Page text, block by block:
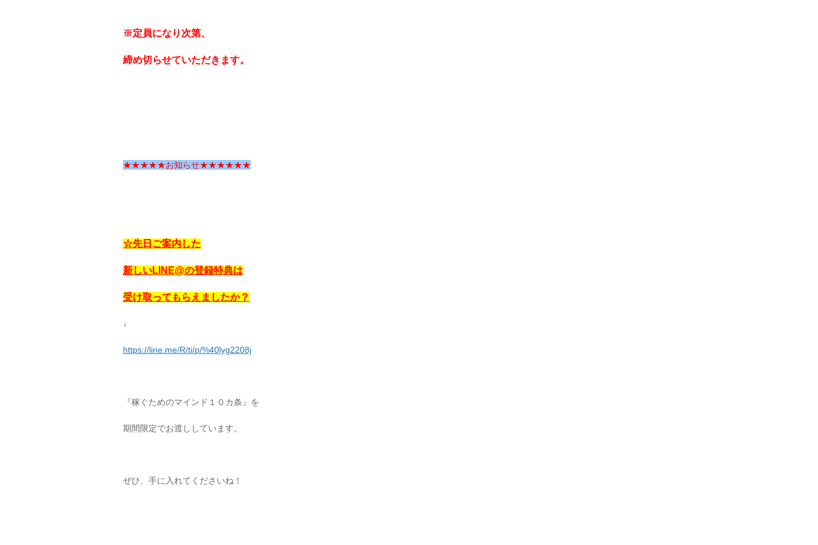
※定員になり次第、
締め切らせていただきます。
★★★★★お知らせ★★★★★★
☆先日ご案内した
新しいLINE@の登録特典は
受け取ってもらえましたか？
↓
https://line.me/R/ti/p/%40lyg2208j
『稼ぐためのマインド１０カ条』を
期間限定でお渡ししています。
ぜひ、手に入れてくださいね！